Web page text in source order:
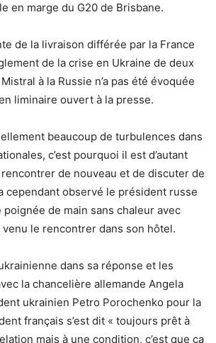
en marge du G20 de Brisbane.
de la livraison différée par la France
de la crise en Ukraine de deux
à la Russie n’a pas été évoquée
liminaire ouvert à la presse.
beaucoup de turbulences dans
c’est pourquoi il est d’autant
de nouveau et de discuter de
cependant observé le président russe
poignée de main sans chaleur avec
le rencontrer dans son hôtel.
dans sa réponse et les
la chancelière allemande Angela
ukrainien Petro Porochenko pour la
français s’est dit « toujours prêt à
mais à une condition, c’est que ça